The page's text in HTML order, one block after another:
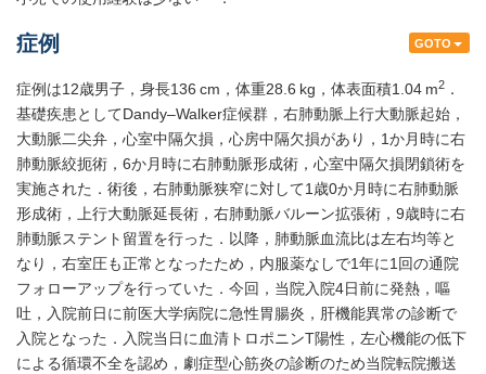
GOTO
症例
症例は12歳男子，身長136 cm，体重28.6 kg，体表面積1.04 m2 ．
基礎疾患としてDandy–Walker症候群，右肺動脈上行大動脈起始，
大動脈二尖弁，心室中隔欠損，心房中隔欠損があり，1か月時に右
肺動脈絞扼術，6か月時に右肺動脈形成術，心室中隔欠損閉鎖術を
実施された．術後，右肺動脈狭窄に対して1歳0か月時に右肺動脈
形成術，上行大動脈延長術，右肺動脈バルーン拡張術，9歳時に右
肺動脈ステント留置を行った．以降，肺動脈血流比は左右均等と
なり，右室圧も正常となったため，内服薬なしで1年に1回の通院
フォローアップを行っていた．今回，当院入院4日前に発熱，嘔
吐，入院前日に前医大学病院に急性胃腸炎，肝機能異常の診断で
入院となった．入院当日に血清トロポニンT陽性，左心機能の低下
による循環不全を認め，劇症型心筋炎の診断のため当院転院搬送